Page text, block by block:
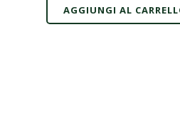
AGGIUNGI AL